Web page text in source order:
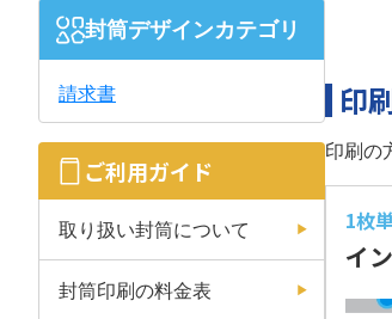
封筒デザインカテゴリ
請求書
ご利用ガイド
取り扱い封筒について
封筒印刷の料金表
印
印刷の
1枚
イ